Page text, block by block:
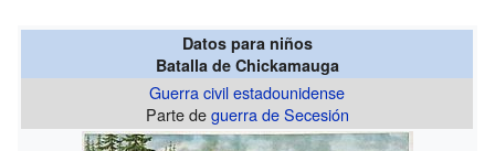
Datos para niños
Batalla de Chickamauga
Guerra civil estadounidense
Parte deguerra de Secesión